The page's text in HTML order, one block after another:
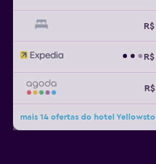
mais 14 ofertas do hotel